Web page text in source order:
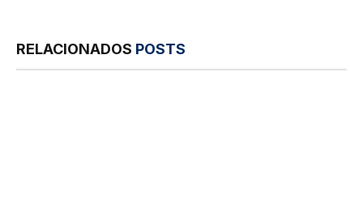
RELACIONADOS POSTS